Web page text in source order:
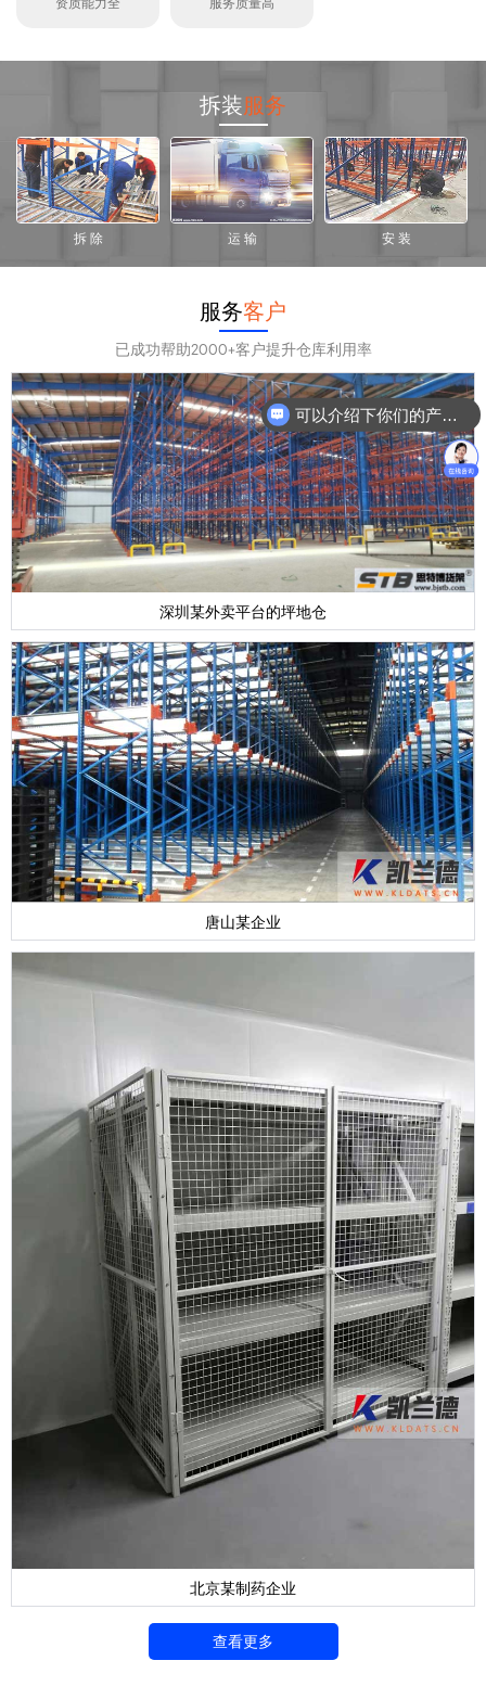
拆装服务
拆 除 运 输 安 装
服务客户
已成功帮助2000+客户提升仓库利用率
深圳某外卖平台的坪地仓
唐山某企业
北京某制药企业
查看更多
可以介绍下你们的产品么？